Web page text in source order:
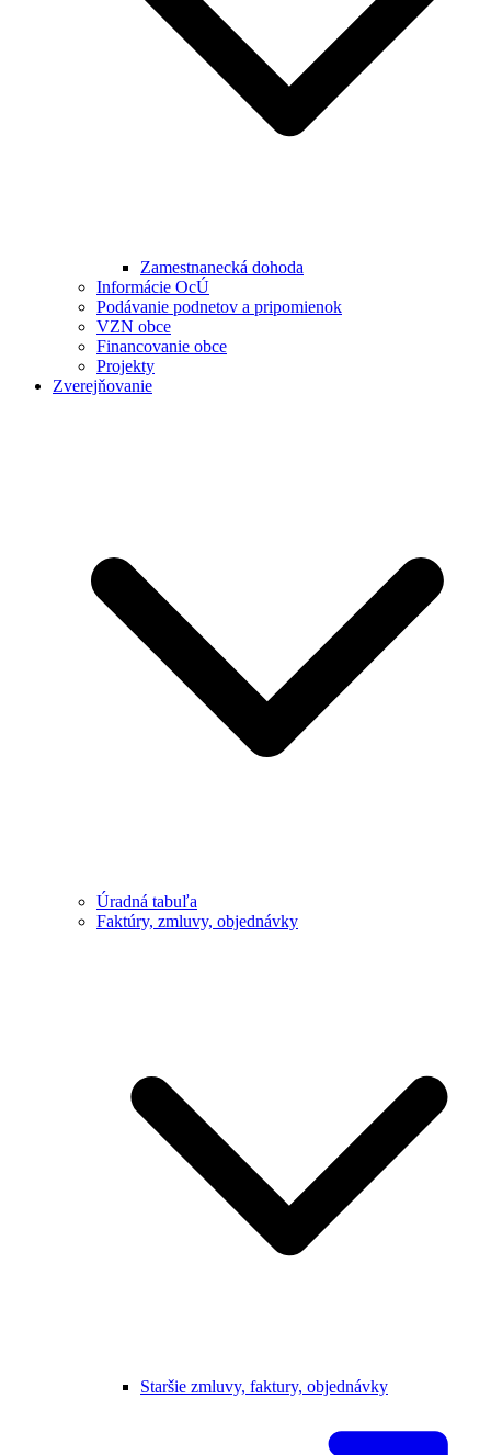
Zamestnanecká dohoda
Informácie OcÚ
Podávanie podnetov a pripomienok
VZN obce
Financovanie obce
Projekty
Zverejňovanie
Úradná tabuľa
Faktúry, zmluvy, objednávky
Staršie zmluvy, faktury, objednávky